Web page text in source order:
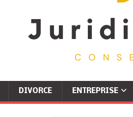
DIVORCE ENTREPRISE